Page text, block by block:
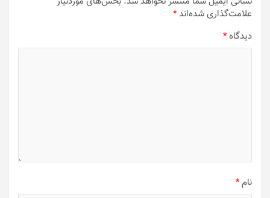
علامت‌گذاری شده‌اند*
دیدگاه*
نام*